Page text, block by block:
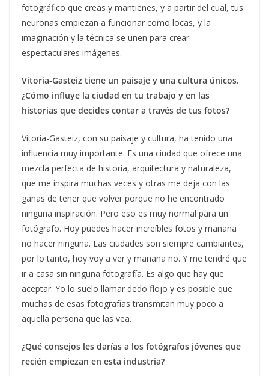
fotográfico que creas y mantienes, y a partir del cual, tus
neuronas empiezan a funcionar como locas, y la
imaginación y la técnica se unen para crear
espectaculares imágenes.
Vitoria-Gasteiz tiene un paisaje y una cultura únicos.
¿Cómo influye la ciudad en tu trabajo y en las
historias que decides contar a través de tus fotos?
Vitoria-Gasteiz, con su paisaje y cultura, ha tenido una
influencia muy importante. Es una ciudad que ofrece una
mezcla perfecta de historia, arquitectura y naturaleza,
que me inspira muchas veces y otras me deja con las
ganas de tener que volver porque no he encontrado
ninguna inspiración. Pero eso es muy normal para un
fotógrafo. Hoy puedes hacer increíbles fotos y mañana
no hacer ninguna. Las ciudades son siempre cambiantes,
por lo tanto, hoy voy a ver y mañana no. Y me tendré que
ir a casa sin ninguna fotografía. Es algo que hay que
aceptar. Yo lo suelo llamar dedo flojo y es posible que
muchas de esas fotografías transmitan muy poco a
aquella persona que las vea.
¿Qué consejos les darías a los fotógrafos jóvenes que
recién empiezan en esta industria?